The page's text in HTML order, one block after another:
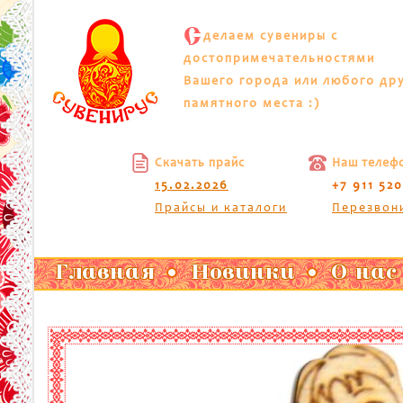
С делаем сувениры с
достопримечательностями
Вашего города или любого
памятного места :)
Скачать прайс
15.02.2026
Прайсы и каталоги
Наш
+7 911
Главная Новинки О нас